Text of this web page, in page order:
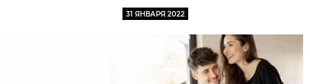
31 ЯНВАРЯ 2022